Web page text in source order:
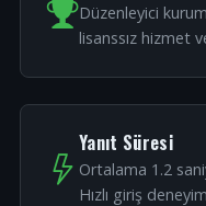
Düzenleyici
lisanssız hizmet
Yanıt Süresi
Ortalama 1.2
Hızlı giriş